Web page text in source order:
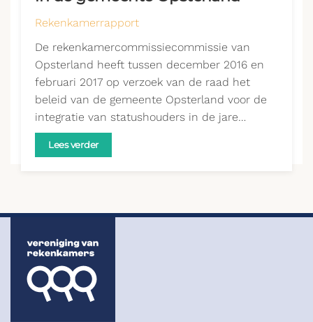
Rekenkamerrapport
De rekenkamercommissiecommissie van
Opsterland heeft tussen december 2016 en
februari 2017 op verzoek van de raad het
beleid van de gemeente Opsterland voor de
integratie van statushouders in de jare…
Lees verder